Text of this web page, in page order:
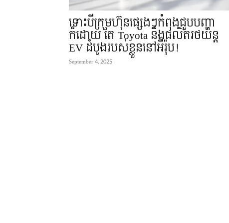
ទោះបីក្រុមហ៊ុនផ្សេងៗកំពុងជួបបញ្ហា
ក៏ដោយ តែ Toyota នឹងផលិតរថយន្ត
EV ដំបូងរបស់ខ្លួននៅអឺរ៉ុប!
September 4, 2025